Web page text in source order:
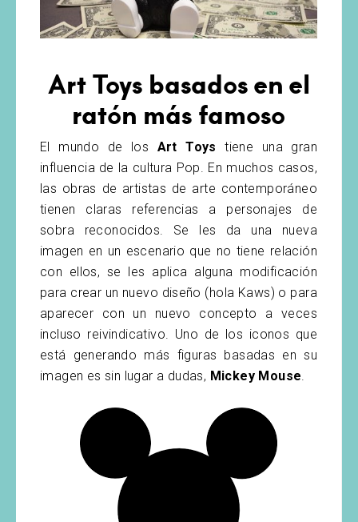
Art Toys basados en el
ratón más famoso
El mundo de los Art Toys tiene una gran
influencia de la cultura Pop. En muchos casos,
las obras de artistas de arte contemporáneo
tienen claras referencias a personajes de
sobra reconocidos. Se les da una nueva
imagen en un escenario que no tiene relación
con ellos, se les aplica alguna modificación
para crear un nuevo diseño (hola Kaws) o para
aparecer con un nuevo concepto a veces
incluso reivindicativo. Uno de los iconos que
está generando más figuras basadas en su
imagen es sin lugar a dudas, Mickey Mouse.